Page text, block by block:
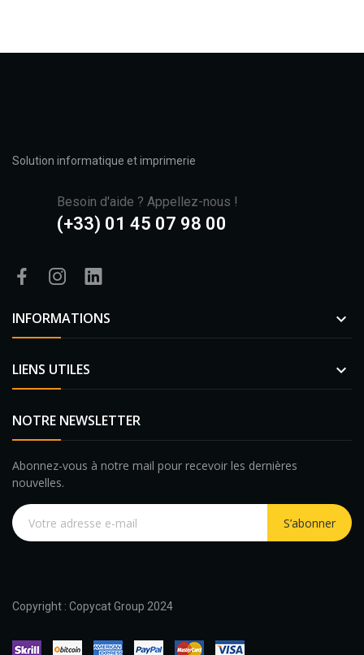
Solution informatique et imprimerie
Besoin d'aide ? Appellez-nous !
(+33) 01 45 07 98 00
INFORMATIONS 
LIENS UTILES 
NOTRE NEWSLETTER
Abonnez-vous à notre mail pour recevoir les dernières
nouvelles.
S’abonner
Copyright : Copycat Group 2024